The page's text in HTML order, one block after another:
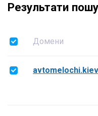
Результати
Домени